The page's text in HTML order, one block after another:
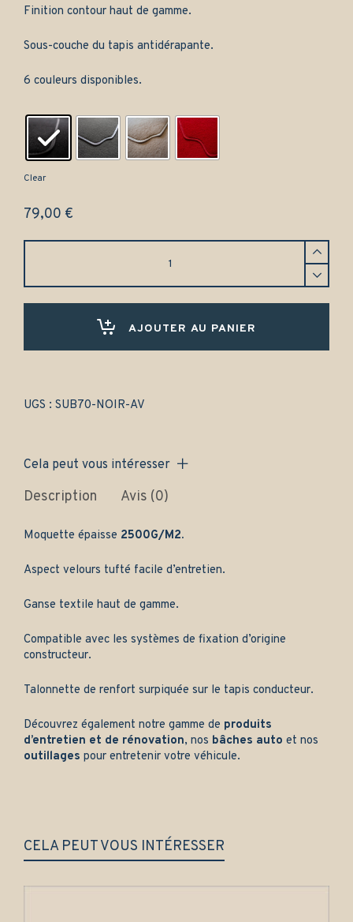
Finition contour haut de gamme.
Sous-couche du tapis antidérapante.
6 couleurs disponibles.
Clear
79,00 €
Gamme
AJOUTER AU PANIER
UGS : SUB70-NOIR-AV
Cela peut vous intéresser
Description Avis (0)
Moquette épaisse 2500G/M2.
Aspect velours tufté facile d’entretien.
Ganse textile haut de gamme.
Compatible avec les systèmes de fixation d’origine
constructeur.
Talonnette de renfort surpiquée sur le tapis conducteur.
Découvrez également notre gamme de produits
d’entretien et de rénovation, nos bâches auto et nos
outillages pour entretenir votre véhicule.
CELA PEUT VOUS INTÉRESSER